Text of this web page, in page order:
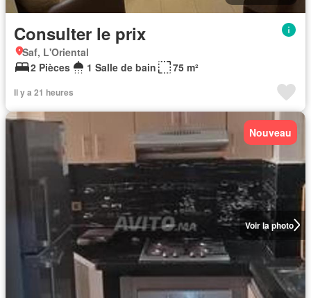
Consulter le prix
Saf, L'Oriental
2 Pièces
1 Salle de bain 75 m²
Il y a 21 heures
Voir la photo
Nouveau